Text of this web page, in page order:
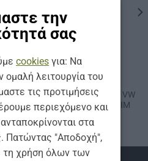
την
σας
cookiesγια: Να
ομαλή λειτουργία του
τις προτιμήσεις
περιεχόμενο και
στα
Πατώντας "Αποδοχή",
τη χρήση όλων των
ΚΩΔ: AF-TOUAREG
ΥΑΛΟΚΑΘΑΡΙΣΤΉΡΕΣ
ΣΕΤ FLAT
ΥΑΛΟΚΑΘΑΡΙΣΤΗΡΩΝ ΓΙΑ VW
ΤΟUΑRΕG (2006-2010) SIM
AEROFIT